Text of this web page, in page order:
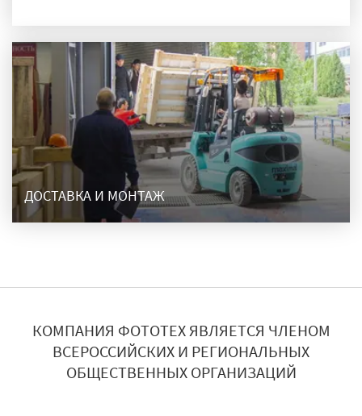
ДОСТАВКА И МОНТАЖ
КОМПАНИЯ ФОТОТЕХ ЯВЛЯЕТСЯ ЧЛЕНОМ
ВСЕРОССИЙСКИХ И РЕГИОНАЛЬНЫХ
ОБЩЕСТВЕННЫХ ОРГАНИЗАЦИЙ